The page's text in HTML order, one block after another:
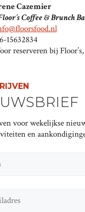
Cazemier
Coffee & Brunch
15632834
reserveren bij
voor wekelijkse
en